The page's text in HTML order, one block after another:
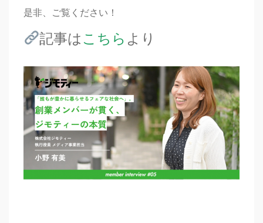
是非、ご覧ください！
記事は こちら より